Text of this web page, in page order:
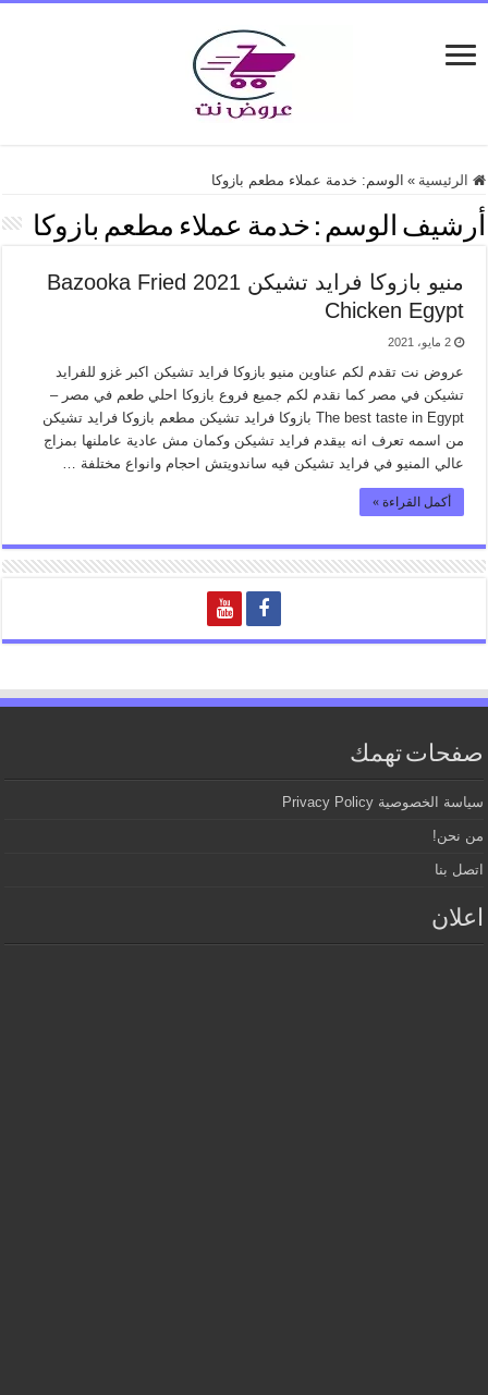
الرئيسية » الوسم: خدمة عملاء مطعم بازوكا
أرشيف الوسم : خدمة عملاء مطعم بازوكا
منيو بازوكا فرايد تشيكن 2021 Bazooka Fried
Chicken Egypt
2 مايو، 2021
عروض نت تقدم لكم عناوين منيو بازوكا فرايد تشيكن اكبر غزو للفرايد
تشيكن في مصر كما نقدم لكم جميع فروع بازوكا احلي طعم في مصر –
The best taste in Egypt بازوكا فرايد تشيكن مطعم بازوكا فرايد تشيكن
من اسمه تعرف انه بيقدم فرايد تشيكن وكمان مش عادية عاملنها بمزاج
عالي المنيو في فرايد تشيكن فيه ساندويتش احجام وانواع مختلفة …
أكمل القراءة »
صفحات تهمك
سياسة الخصوصية Privacy Policy
من نحن!
اتصل بنا
اعلان